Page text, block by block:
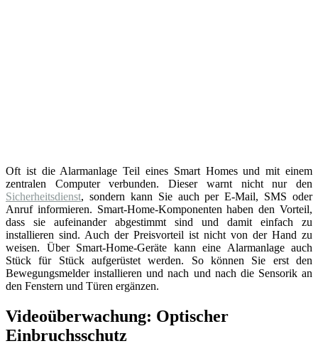
Oft ist die Alarmanlage Teil eines Smart Homes und mit einem
zentralen Computer verbunden. Dieser warnt nicht nur den
Sicherheitsdienst, sondern kann Sie auch per E-Mail, SMS oder
Anruf informieren. Smart-Home-Komponenten haben den Vorteil,
dass sie aufeinander abgestimmt sind und damit einfach zu
installieren sind. Auch der Preisvorteil ist nicht von der Hand zu
weisen. Über Smart-Home-Geräte kann eine Alarmanlage auch
Stück für Stück aufgerüstet werden. So können Sie erst den
Bewegungsmelder installieren und nach und nach die Sensorik an
den Fenstern und Türen ergänzen.
Videoüberwachung: Optischer
Einbruchsschutz